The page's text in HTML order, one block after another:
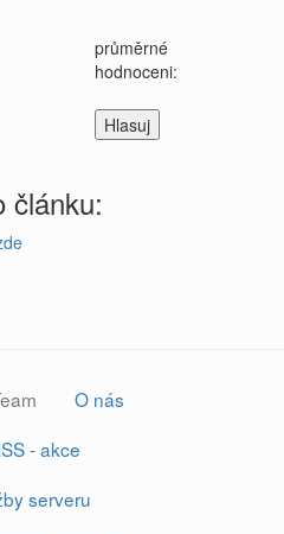
průměrné
hodnoceni:
článku:
O nás
- akce
serveru